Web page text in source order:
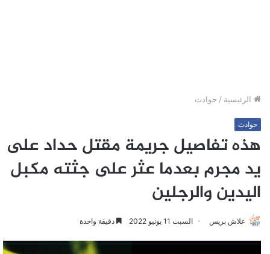
الرئيسية / حوادث
حوادث
هذه تفاصيل جريمة مقتل حداد على
يد مجرم بعدما عثر على جثته مكبل
اليدين والرجلين
علاش بريس السبت 11 يونيو 2022 دقيقة واحدة